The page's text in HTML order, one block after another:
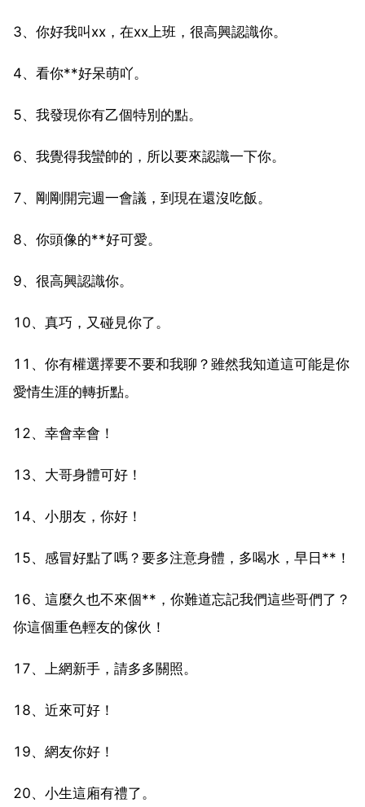
3、你好我叫xx，在xx上班，很高興認識你。
4、看你**好呆萌吖。
5、我發現你有乙個特別的點。
6、我覺得我蠻帥的，所以要來認識一下你。
7、剛剛開完週一會議，到現在還沒吃飯。
8、你頭像的**好可愛。
9、很高興認識你。
10、真巧，又碰見你了。
11、你有權選擇要不要和我聊？雖然我知道這可能是你
愛情生涯的轉折點。
12、幸會幸會！
13、大哥身體可好！
14、小朋友，你好！
15、感冒好點了嗎？要多注意身體，多喝水，早日**！
16、這麼久也不來個**，你難道忘記我們這些哥們了？
你這個重色輕友的傢伙！
17、上網新手，請多多關照。
18、近來可好！
19、網友你好！
20、小生這廂有禮了。